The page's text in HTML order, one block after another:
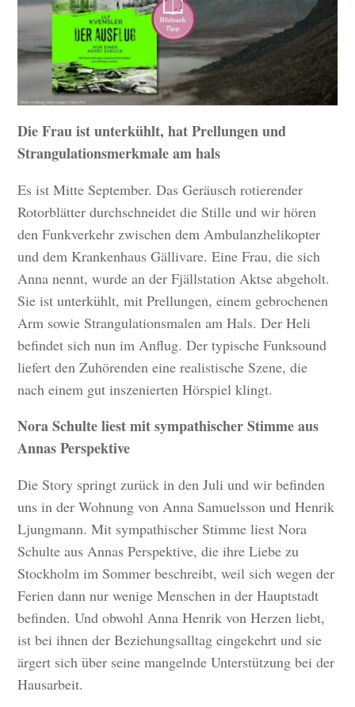
Die Frau ist unterkühlt, hat Prellungen und
Strangulationsmerkmale am hals
Es ist Mitte September. Das Geräusch rotierender
Rotorblätter durchschneidet die Stille und wir hören
den Funkverkehr zwischen dem Ambulanzhelikopter
und dem Krankenhaus Gällivare. Eine Frau, die sich
Anna nennt, wurde an der Fjällstation Aktse abgeholt.
Sie ist unterkühlt, mit Prellungen, einem gebrochenen
Arm sowie Strangulationsmalen am Hals. Der Heli
befindet sich nun im Anflug. Der typische Funksound
liefert den Zuhörenden eine realistische Szene, die
nach einem gut inszenierten Hörspiel klingt.
Nora Schulte liest mit sympathischer Stimme aus
Annas Perspektive
Die Story springt zurück in den Juli und wir befinden
uns in der Wohnung von Anna Samuelsson und Henrik
Ljungmann. Mit sympathischer Stimme liest Nora
Schulte aus Annas Perspektive, die ihre Liebe zu
Stockholm im Sommer beschreibt, weil sich wegen der
Ferien dann nur wenige Menschen in der Hauptstadt
befinden. Und obwohl Anna Henrik von Herzen liebt,
ist bei ihnen der Beziehungsalltag eingekehrt und sie
ärgert sich über seine mangelnde Unterstützung bei der
Hausarbeit.